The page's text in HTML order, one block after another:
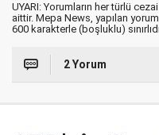
UYARI: Yorumların her türlü
aittir. Mepa News, yapılan
600 karakterle (boşluklu)
2 Yorum